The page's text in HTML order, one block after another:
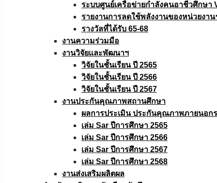
ระบบศูนย์เครือข่ายกำลังคนอาชีวศึกษา
รายงานการลดใช้พลังงานของหน่วยงา
รางวัลที่ได้รับ 65-68
งานความร่วมมือ
งานวิจัยเเละพัฒนาฯ
วิจัยในชั้นเรียน ปี 2565
วิจัยในชั้นเรียน ปี 2566
วิจัยในชั้นเรียน ปี 2567
งานประกันคุณภาพสถานศึกษา
ผลการประเมิน ประกันคุณภาพภายนอก
เล่ม Sar ปีการศึกษา 2565
เล่ม Sar ปีการศึกษา 2566
เล่ม Sar ปีการศึกษา 2567
เล่ม Sar ปีการศึกษา 2568
งานส่งเสริมผลิตผล